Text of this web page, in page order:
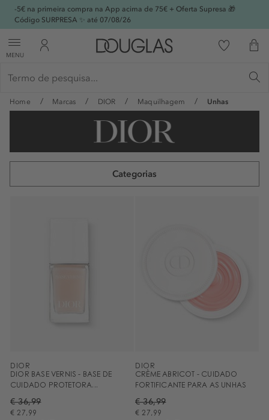
-5€ na primeira compra na App acima de 75€ + Oferta Supresa 🎁
Código SURPRESA ✨ até 07/08/26
MENU
Home Marcas DIOR Maquilhagem Unhas
Categorias
DIOR
DIOR BASE VERNIS - BASE DE
CUIDADO PROTETORA...
€ 36,99
€ 27,99
DIOR
CRÈME ABRICOT - CUIDADO
FORTIFICANTE PARA AS UNHAS
€ 36,99
€ 27,99